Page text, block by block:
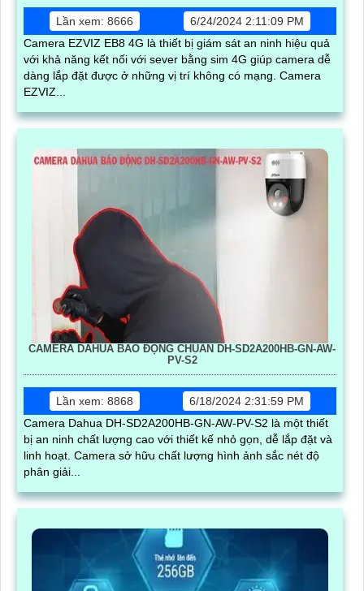
Lần xem: 8666
6/24/2024 2:11:09 PM
Camera EZVIZ EB8 4G là thiết bị giám sát an ninh hiệu quả
với khả năng kết nối với sever bằng sim 4G giúp camera dễ
dàng lắp đặt được ở những vị trí không có mạng. Camera
EZVIZ...
CAMERA DAHUA BÁO ĐỘNG CHUẨN DH-SD2A200HB-GN-AW-
PV-S2
Lần xem: 8868
6/18/2024 2:31:59 PM
Camera Dahua DH-SD2A200HB-GN-AW-PV-S2 là một thiết
bị an ninh chất lượng cao với thiết kế nhỏ gọn, dễ lắp đặt và
linh hoạt. Camera sở hữu chất lượng hình ảnh sắc nét độ
phân giải...